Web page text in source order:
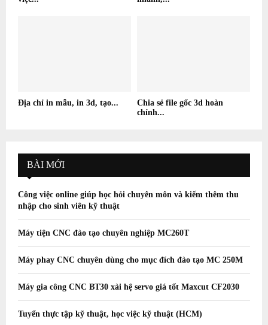
Địa chỉ in mẫu, in 3d, tạo...
Chia sẻ file gốc 3d hoàn
chỉnh...
BÀI MỚI
Công việc online giúp học hỏi chuyên môn và kiếm thêm thu
nhập cho sinh viên kỹ thuật
Máy tiện CNC đào tạo chuyên nghiệp MC260T
Máy phay CNC chuyên dùng cho mục đích đào tạo MC 250M
Máy gia công CNC BT30 xài hệ servo giá tốt Maxcut CF2030
Tuyển thực tập kỹ thuật, học việc kỹ thuật (HCM)